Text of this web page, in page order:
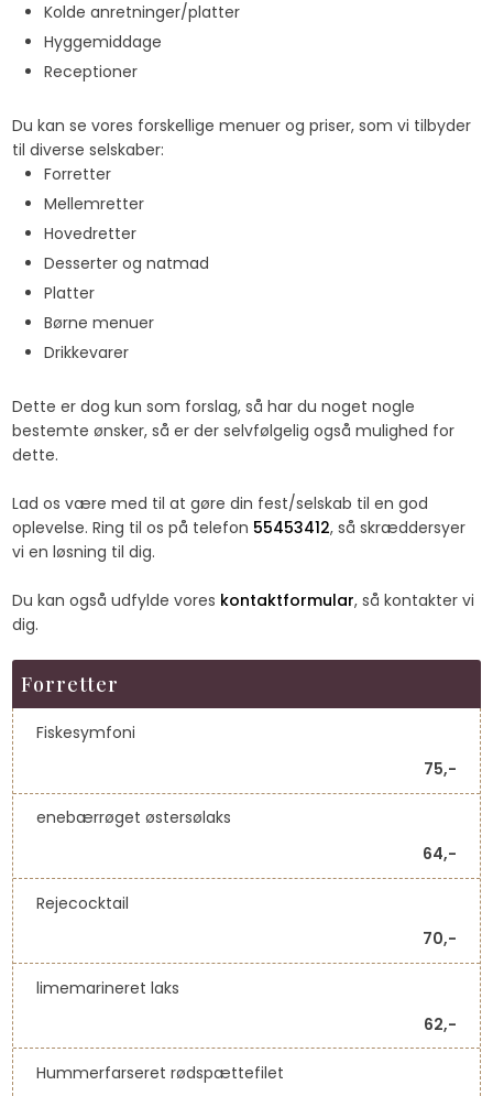
Kolde anretninger/platter
Hyggemiddage
Receptioner
​Du kan se vores forskellige menuer og priser, som vi tilbyder
til diverse selskaber:
​Forretter
Mellemretter
Hovedretter
Desserter og natmad
Platter
Børne menuer
Drikkevarer
Dette er dog kun som forslag, så har du noget nogle
bestemte ønsker, så er der selvfølgelig også mulighed for
dette. ​
​Lad os være med til at gøre din fest/selskab til en god
oplevelse. Ring til os på telefon 55453412, så skræddersyer
vi en løsning til dig.​
Du kan også udfylde vores kontaktformular, så kontakter vi
dig.
Forretter​
Fiskesymfoni​
75,-​
enebærrøget østersølaks
64,-
Rejecocktail
70,-
limemarineret laks
62,-
Hummerfarseret rødspættefilet